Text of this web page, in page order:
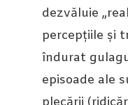
dezvăluie
percepțiile și
îndurat
episoade ale